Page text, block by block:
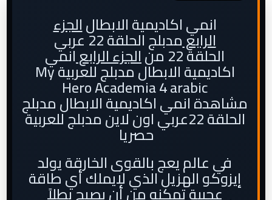
انمي اكاديمية الابطالالجزء
الرابعمدبلج الحلقة 22 عربي
الحلقة 22 من الجزء الرابعانمي
اكاديمية الابطال مدبلج للعربية My
Hero Academia 4 arabic
مشاهدة انمي اكاديمية الابطال مدبلج
الحلقة 22عربي اون لاين مدبلج للعربية
حصريا
في عالم يعج بالقوى الخارقة يولد
إيزوكو الهزيل الذي لايملك أي طاقة
عجيبة تمكنه من أن يصبح بطلاً